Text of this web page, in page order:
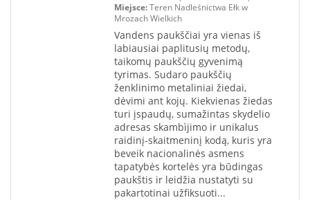
Miejsce:Teren Nadleśnictwa Ełk w
Mrozach Wielkich
Vandens paukščiai yra vienas iš
labiausiai paplitusių metodų,
taikomų paukščių gyvenimą
tyrimas. Sudaro paukščių
ženklinimo metaliniai žiedai,
dėvimi ant kojų. Kiekvienas žiedas
turi įspaudų, sumažintas skydelio
adresas skambìjimo ir unikalus
raidinį-skaitmeninį kodą, kuris yra
beveik nacionalinės asmens
tapatybės kortelės yra būdingas
paukštis ir leidžia nustatyti su
pakartotinai užfiksuoti...